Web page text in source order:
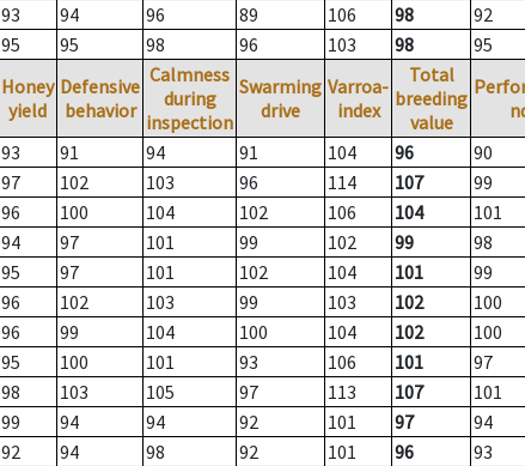
93 94 96 89 106 98
92
95 95 98 96 103 98 95
Honey
yield
Defensive
behavior
Calmness
during
inspection
Swarming
drive
Varroa-
index
Total
breeding
value
93 91 94 91 104 96
90
97 102 103 96 114 107
99
96 100 104 102 106 104
101
94 97 101 99 102 99
98
95 97 101 102 104 101
99
96 102 103 99 103 102
100
96 99 104 100 104 102
100
95 100 101 93 106 101
97
98 103 105 97 113 107
101
99 94 94 92 101 97
94
92 94 98 92 101 96
93